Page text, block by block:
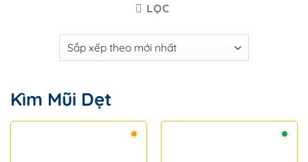
LỌC
Kìm Mũi Dẹt